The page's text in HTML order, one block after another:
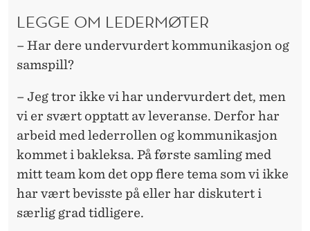
LEGGE OM LEDERMØTER
– Har dere undervurdert kommunikasjon og
samspill?
– Jeg tror ikke vi har undervurdert det, men
vi er svært opptatt av leveranse. Derfor har
arbeid med lederrollen og kommunikasjon
kommet i bakleksa. På første samling med
mitt team kom det opp flere tema som vi ikke
har vært bevisste på eller har diskutert i
særlig grad tidligere.